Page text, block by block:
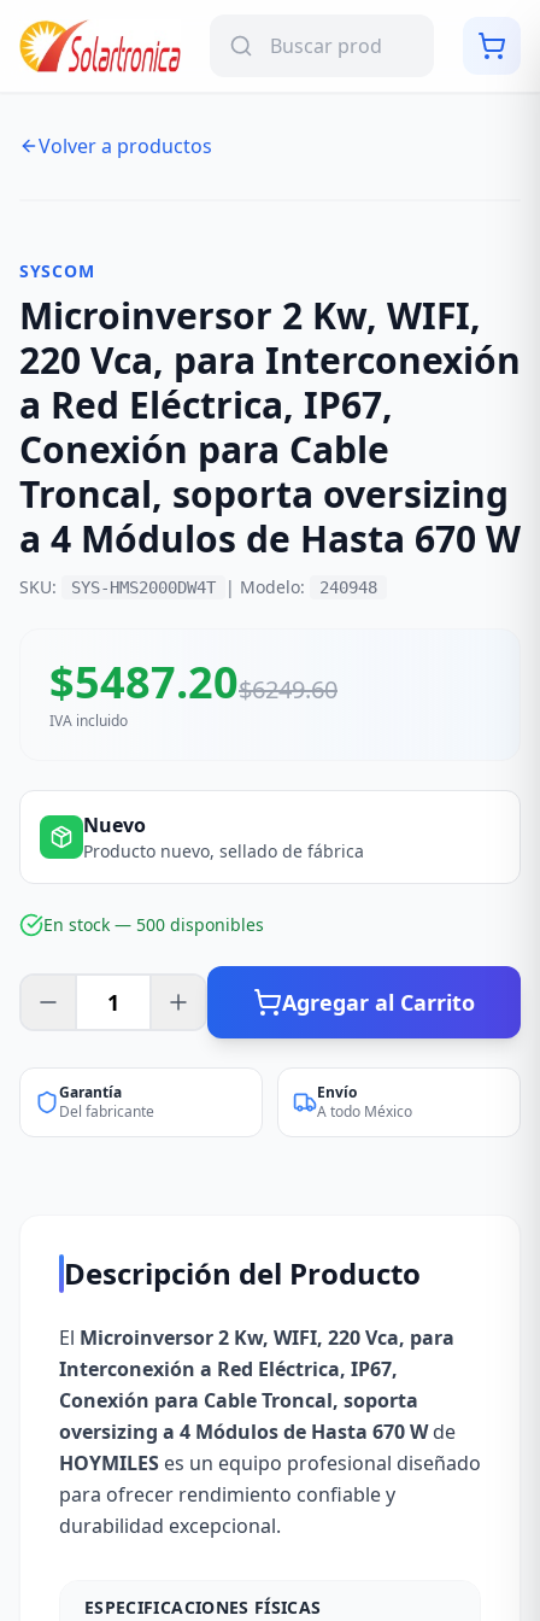
Volver a productos
SYSCOM
Microinversor 2 Kw, WIFI,
220 Vca, para Interconexión
a Red Eléctrica, IP67,
Conexión para Cable
Troncal, soporta oversizing
a 4 Módulos de Hasta 670 W
SKU: SYS-HMS2000DW4T | Modelo: 240948
$5487.20$6249.60
IVA incluido
Nuevo
Producto nuevo, sellado de fábrica
En stock — 500 disponibles
Agregar al Carrito
Garantía
Del fabricante
Envío
A todo México
Descripción del Producto
El Microinversor 2 Kw, WIFI, 220 Vca, para
Interconexión a Red Eléctrica, IP67,
Conexión para Cable Troncal, soporta
oversizing a 4 Módulos de Hasta 670 Wde
HOYMILES es un equipo profesional diseñado
para ofrecer rendimiento confiable y
durabilidad excepcional.
ESPECIFICACIONES FÍSICAS